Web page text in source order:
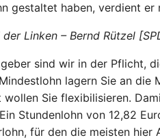
gestaltet haben, verdient er
Linken – Bernd Rützel
sind wir in der Pflicht,
lagern Sie an die
Sie flexibilisieren.
Stundenlohn von 12,82
für den die meisten hier